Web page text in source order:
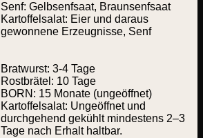
Senf: Gelbsenfsaat, Braunsenfsaat
Kartoffelsalat: Eier und daraus
gewonnene Erzeugnisse, Senf
Bratwurst: 3-4 Tage
Rostbrätel: 10 Tage
BORN: 15 Monate (ungeöffnet)
Kartoffelsalat: Ungeöffnet und
durchgehend gekühlt mindestens 2–3
Tage nach Erhalt haltbar.